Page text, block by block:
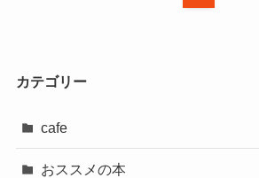
カテゴリー
cafe
おススメの本